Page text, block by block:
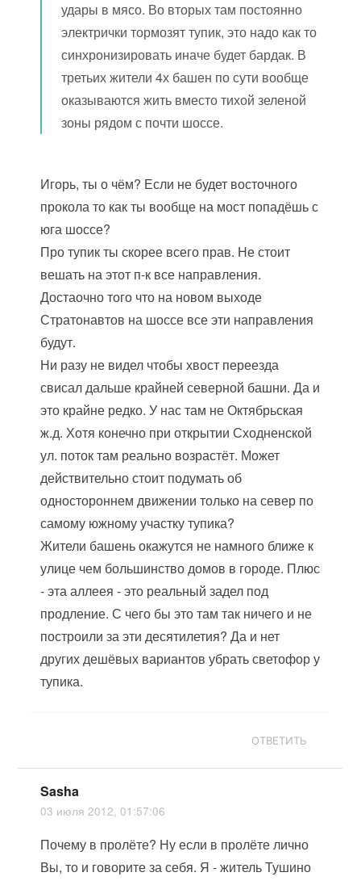
удары в мясо. Во вторых там постоянно
электрички тормозят тупик, это надо как то
синхронизировать иначе будет бардак. В
третьих жители 4х башен по сути вообще
оказываются жить вместо тихой зеленой
зоны рядом с почти шоссе.
Игорь, ты о чём? Если не будет восточного
прокола то как ты вообще на мост попадёшь с
юга шоссе?
Про тупик ты скорее всего прав. Не стоит
вешать на этот п-к все направления.
Достаочно того что на новом выходе
Стратонавтов на шоссе все эти направления
будут.
Ни разу не видел чтобы хвост переезда
свисал дальше крайней северной башни. Да и
это крайне редко. У нас там не Октябрьская
ж.д. Хотя конечно при открытии Сходненской
ул. поток там реально возрастёт. Может
действительно стоит подумать об
одностороннем движении только на север по
самому южному участку тупика?
Жители башень окажутся не намного ближе к
улице чем большинство домов в городе. Плюс
- эта аллеея - это реальный задел под
продление. С чего бы это там так ничего и не
построили за эти десятилетия? Да и нет
других дешёвых вариантов убрать светофор у
тупика.
ОТВЕТИТЬ
Sasha
03 июля 2012, 01:57:06
Почему в пролёте? Ну если в пролёте лично
Вы, то и говорите за себя. Я - житель Тушино